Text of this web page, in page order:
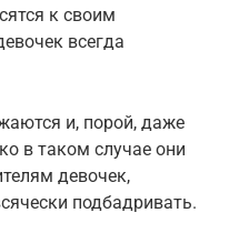
к своим
всегда
и, порой, даже
в таком случае они
девочек,
подбадривать.